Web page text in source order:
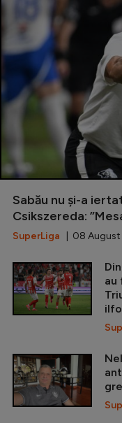
Sabău nu și-a
Csikszereda:
SuperLiga | 08 August
au